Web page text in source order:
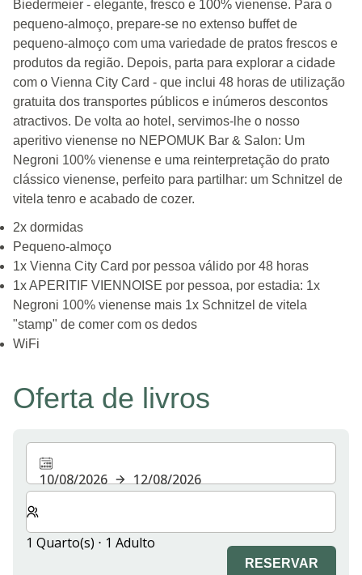
Biedermeier - elegante, fresco e 100% vienense. Para o
pequeno-almoço, prepare-se no extenso buffet de
pequeno-almoço com uma variedade de pratos frescos e
produtos da região. Depois, parta para explorar a cidade
com o Vienna City Card - que inclui 48 horas de utilização
gratuita dos transportes públicos e inúmeros descontos
atractivos. De volta ao hotel, servimos-lhe o nosso
aperitivo vienense no NEPOMUK Bar & Salon: Um
Negroni 100% vienense e uma reinterpretação do prato
clássico vienense, perfeito para partilhar: um Schnitzel de
vitela tenro e acabado de cozer.
2x dormidas
Pequeno-almoço
1x Vienna City Card por pessoa válido por 48 horas
1x APERITIF VIENNOISE por pessoa, por estadia: 1x
Negroni 100% vienense mais 1x Schnitzel de vitela
"stamp" de comer com os dedos
WiFi
Oferta de livros
10/08/2026
12/08/2026
Selecionar o número de quartos e de hóspedes para a
1 Quarto(s) ⋅ 1 Adulto
RESERVAR